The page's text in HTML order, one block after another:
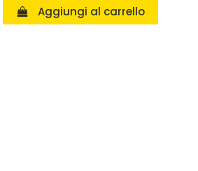
Aggiungi al carrello